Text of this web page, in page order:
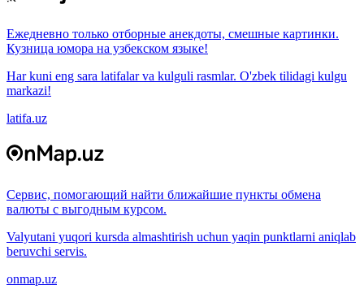
Ежедневно только отборные анекдоты, смешные картинки.
Кузница юмора на узбекском языке!
Har kuni eng sara latifalar va kulguli rasmlar. O'zbek tilidagi kulgu
markazi!
latifa.uz
Сервис, помогающий найти ближайшие пункты обмена
валюты с выгодным курсом.
Valyutani yuqori kursda almashtirish uchun yaqin punktlarni aniqlab
beruvchi servis.
onmap.uz